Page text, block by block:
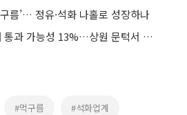
름’… 정유·석화 나홀로 성장하나
美 클래리티 법안 연내 통과 가능성 13%…상원 문턱서 제동
#먹구름 #석화업계